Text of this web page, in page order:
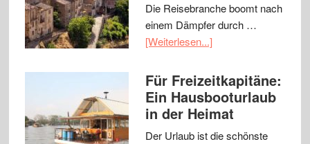
Die Reisebranche boomt nach
einem Dämpfer durch …
[Weiterlesen...]
Für Freizeitkapitäne:
Ein Hausbooturlaub
in der Heimat
Der Urlaub ist die schönste